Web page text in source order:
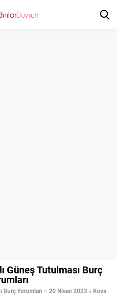
Güneş Tutulması Burç
Burç Yorumları – 20 Nisan 2023 » Kova